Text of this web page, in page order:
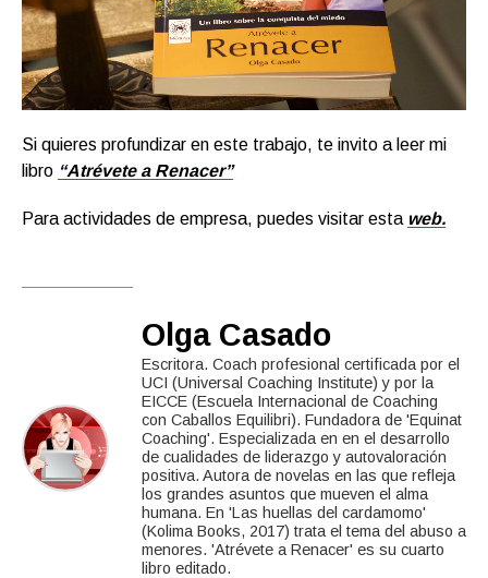
Si quieres profundizar en este trabajo, te invito a leer mi
libro “Atrévete a Renacer”
Para actividades de empresa, puedes visitar esta web.
Olga Casado
Escritora. Coach profesional certificada por el
UCI (Universal Coaching Institute) y por la
EICCE (Escuela Internacional de Coaching
con Caballos Equilibri). Fundadora de 'Equinat
Coaching'. Especializada en en el desarrollo
de cualidades de liderazgo y autovaloración
positiva. Autora de novelas en las que refleja
los grandes asuntos que mueven el alma
humana. En 'Las huellas del cardamomo'
(Kolima Books, 2017) trata el tema del abuso a
menores. 'Atrévete a Renacer' es su cuarto
libro editado.